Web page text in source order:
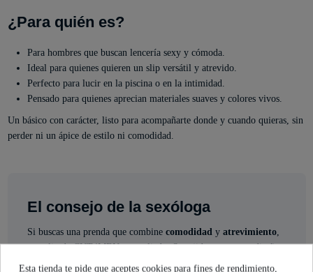
¿Para quién es?
Para hombres que buscan lencería sexy y cómoda.
Ideal para quienes quieren un slip versátil y atrevido.
Perfecto para lucir en la piscina o en la intimidad.
Pensado para quienes aprecian materiales suaves y colores vivos.
Un básico con carácter, listo para acompañarte donde y cuando quieras, sin
perder ni un ápice de estilo ni comodidad.
El consejo de la sexóloga
Si buscas una prenda que combine comodidad y atrevimiento,
este slip de CUT4MEN es tu aliado. Su tejido suave y su diseño
de tiro bajo lo hacen perfecto para el día a día o para sorprender
Esta tienda te pide que aceptes cookies para fines de rendimiento,